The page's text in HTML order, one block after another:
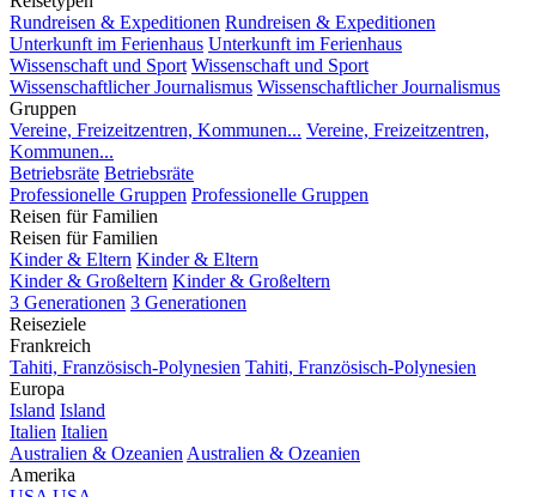
Rundreisen & Expeditionen Rundreisen & Expeditionen
Unterkunft im Ferienhaus Unterkunft im Ferienhaus
Wissenschaft und Sport Wissenschaft und Sport
Wissenschaftlicher Journalismus Wissenschaftlicher Journalismus
Gruppen
Vereine, Freizeitzentren, Kommunen... Vereine, Freizeitzentren,
Kommunen...
Betriebsräte Betriebsräte
Professionelle Gruppen Professionelle Gruppen
Reisen für Familien
Reisen für Familien
Kinder & Eltern Kinder & Eltern
Kinder & Großeltern Kinder & Großeltern
3 Generationen 3 Generationen
Reiseziele
Frankreich
Tahiti, Französisch-Polynesien Tahiti, Französisch-Polynesien
Europa
Island Island
Italien Italien
Australien & Ozeanien Australien & Ozeanien
Amerika